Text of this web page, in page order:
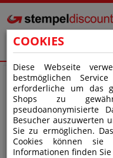
COOKIES
Diese Webseite
bestmöglichen
erforderliche um das
Shops zu
pseudoanonymisierte
Besucher auszuwerten
Sie zu ermöglichen.
Cookies können sie
Informationen finden